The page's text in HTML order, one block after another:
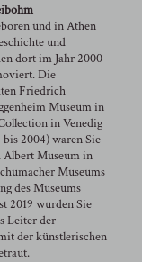
und in Athen
und
dort im Jahr 2000
Die
Friedrich
Museum in
in Venedig
2004) waren Sie
Albert Museum in
Museums
des Museums
2019 wurden Sie
Leiter der
der künstlerischen